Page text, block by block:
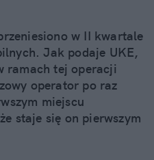
w II kwartale
Jak podaje UKE,
ramach tej operacji
operator po raz
miejscu
staje się on pierwszym